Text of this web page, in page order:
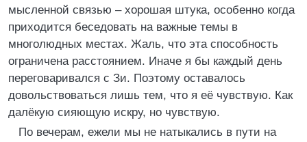
мысленной связью – хорошая штука, особенно когда
приходится беседовать на важные темы в
многолюдных местах. Жаль, что эта способность
ограничена расстоянием. Иначе я бы каждый день
переговаривался с Зи. Поэтому оставалось
довольствоваться лишь тем, что я её чувствую. Как
далёкую сияющую искру, но чувствую.
По вечерам, ежели мы не натыкались в пути на